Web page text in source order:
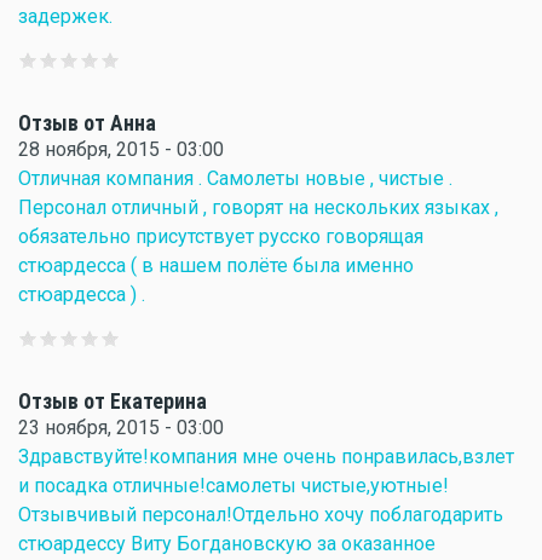
задержек.
Отзыв от Анна
28 ноября, 2015 - 03:00
Отличная компания . Самолеты новые , чистые .
Персонал отличный , говорят на нескольких языках ,
обязательно присутствует русско говорящая
стюардесса ( в нашем полёте была именно
стюардесса ) .
Отзыв от Екатерина
23 ноября, 2015 - 03:00
Здравствуйте!компания мне очень понравилась,взлет
и посадка отличные!самолеты чистые,уютные!
Отзывчивый персонал!Отдельно хочу поблагодарить
стюардессу Виту Богдановскую за оказанное